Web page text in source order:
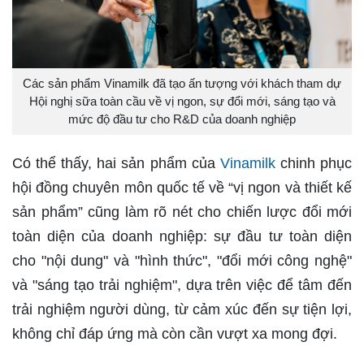
Các sản phẩm Vinamilk đã tạo ấn tượng với khách tham dự
Hội nghị sữa toàn cầu về vị ngon, sự đổi mới, sáng tạo và
mức độ đầu tư cho R&D của doanh nghiệp
Có thể thấy, hai sản phẩm của Vinamilk chinh phục
hội đồng chuyên môn quốc tế về “vị ngon và thiết kế
sản phẩm” cũng làm rõ nét cho chiến lược đổi mới
toàn diện của doanh nghiệp: sự đầu tư toàn diện
cho "nội dung" và "hình thức", "đổi mới công nghệ"
và "sáng tạo trải nghiệm", dựa trên việc để tâm đến
trải nghiệm người dùng, từ cảm xúc đến sự tiện lợi,
không chỉ đáp ứng mà còn cần vượt xa mong đợi.